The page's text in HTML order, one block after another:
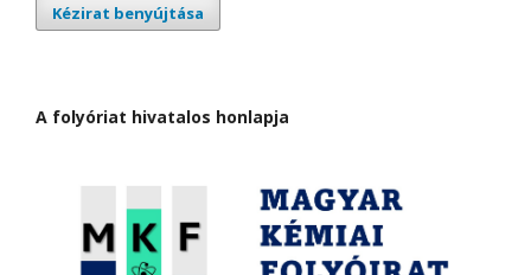
Kézirat benyújtása
A folyóriat hivatalos honlapja